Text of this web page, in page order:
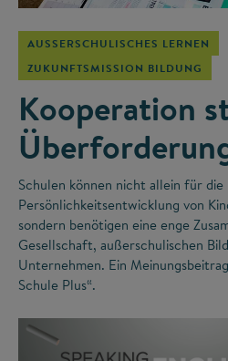
AUSSERSCHULISCHES LERNEN
ZUKUNFTSMISSION BILDUNG
Kooperation
Schulen können nicht allein für die
Persönlichkeitsentwicklung von
sondern benötigen eine enge
Gesellschaft, außerschulischen
Unternehmen. Ein
Schule Plus“.